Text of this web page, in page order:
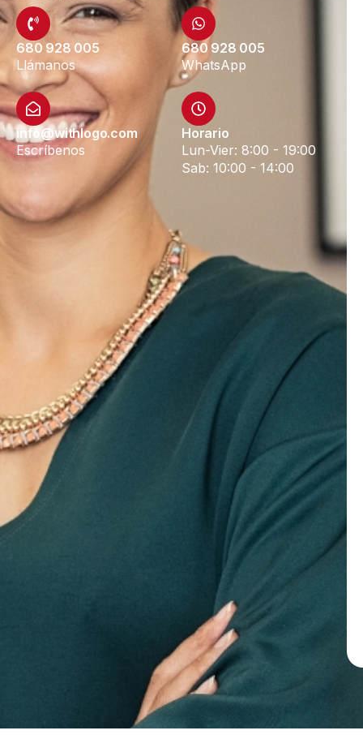
680 928 005
Llámanos
680 928 005
WhatsApp
info@withlogo.com
Escríbenos
Horario
Lun-Vier: 8:00 - 19:00
Sab: 10:00 - 14:00